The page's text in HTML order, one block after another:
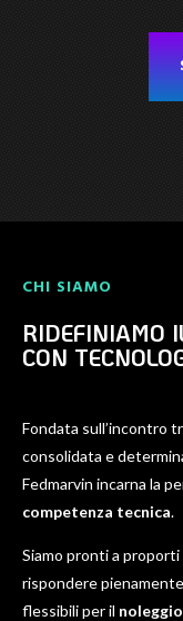
CHI SIAMO
RIDEFINIAMO
CON
Fondata sull’incontro
consolidata e
Fedmarvin incarna la
competenza tecnica.
Siamo pronti a
rispondere
flessibili per il noleggio